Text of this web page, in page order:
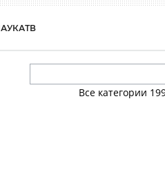
ТВ
Все категории